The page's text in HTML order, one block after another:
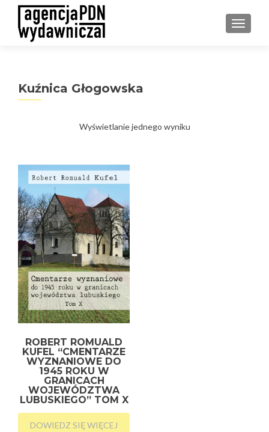
Kuźnica Głogowska
Wyświetlanie jednego wyniku
ROBERT ROMUALD
KUFEL “CMENTARZE
WYZNANIOWE DO
1945 ROKU W
GRANICACH
WOJEWÓDZTWA
LUBUSKIEGO” TOM X
DOWIEDZ SIĘ WIĘCEJ